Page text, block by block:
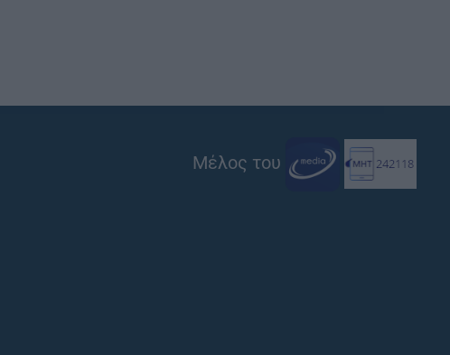
Μέλος του